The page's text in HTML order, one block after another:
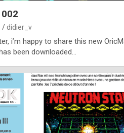
didier_v
i’m happy to share this new
been downloaded…